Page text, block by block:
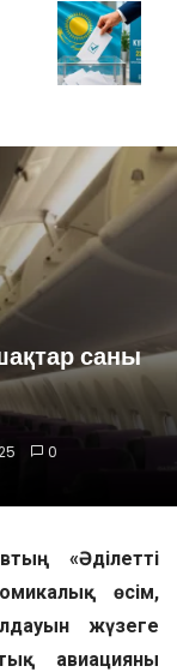
саны
0
«Әділетті
өсім,
жүзеге
авиацияны